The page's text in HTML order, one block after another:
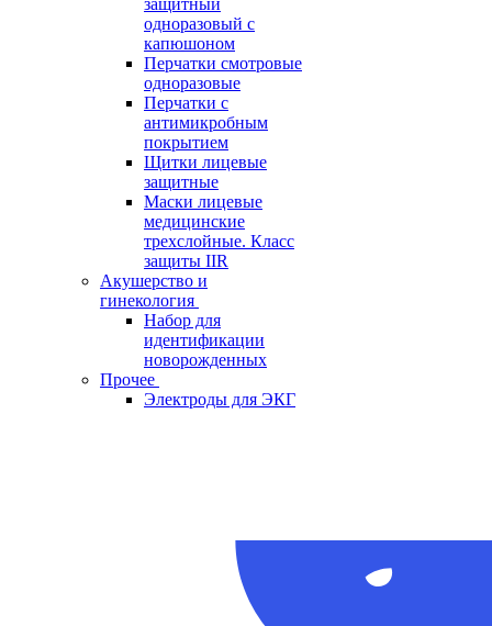
защитный
одноразовый с
капюшоном
Перчатки смотровые
одноразовые
Перчатки с
антимикробным
покрытием
Щитки лицевые
защитные
Маски лицевые
медицинские
трехслойные. Класс
защиты IIR
Акушерство и
гинекология
Набор для
идентификации
новорожденных
Прочее
Электроды для ЭКГ